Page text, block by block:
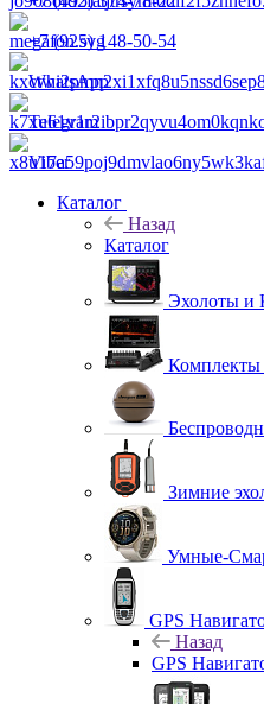
+7 (925) 148-50-54
WhatsApp
Telegram
Viber
Каталог
Назад
Каталог
Эхолоты и
Комплекты
Зимние
Умные-
GPS
Назад
GPS